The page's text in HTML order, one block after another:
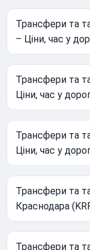
Трансфери та
– Ціни, час у
Трансфери та
Ціни, час у
Трансфери та
Ціни, час у
Трансфери та
Краснодара
Трансфери та